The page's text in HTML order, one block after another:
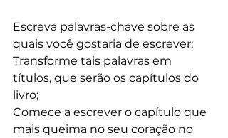
Escreva palavras-chave sobre as
quais você gostaria de escrever;
Transforme tais palavras em
títulos, que serão os capítulos do
livro;
Comece a escrever o capítulo que
mais queima no seu coração no